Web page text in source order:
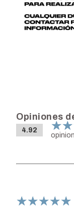
Opiniones
4.92